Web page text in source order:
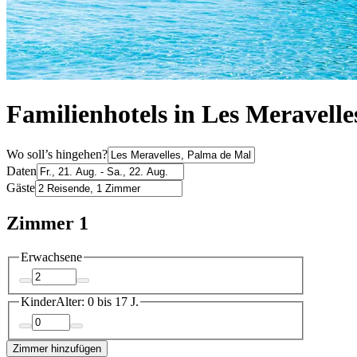
Familienhotels in Les
Wo soll’s hingehen?
Daten
Gäste
Zimmer 1
Erwachsene
KinderAlter: 0 bis 17 J.
Zimmer hinzufügen